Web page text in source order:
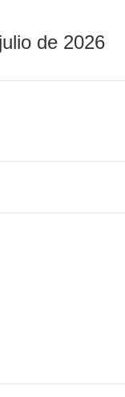
de 2026